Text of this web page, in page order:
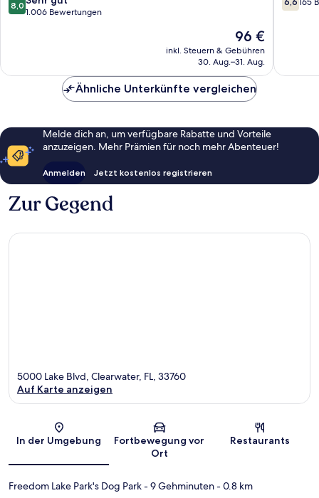
Petersburg
Park
von
Bewertungen
8,0
1.006 Bewertungen
Der
Preis
beträgt
96 €
inkl. Steuern & Gebühren
30. Aug.–31. Aug.
Pinellas
von
Ähnliche Unterkünfte vergleichen
Melde dich an, um verfügbare Rabatte und Vorteile
anzuzeigen. Mehr Prämien für noch mehr Abenteuer!
Anmelden Jetzt kostenlos registrieren
Zur Gegend
Karte
5000 Lake Blvd, Clearwater, FL, 33760
Auf Karte anzeigen
In der Umgebung
Fortbewegung vor
Ort
Restaurants
Freedom Lake Park's Dog Park- 9 Gehminuten- 0.8 km